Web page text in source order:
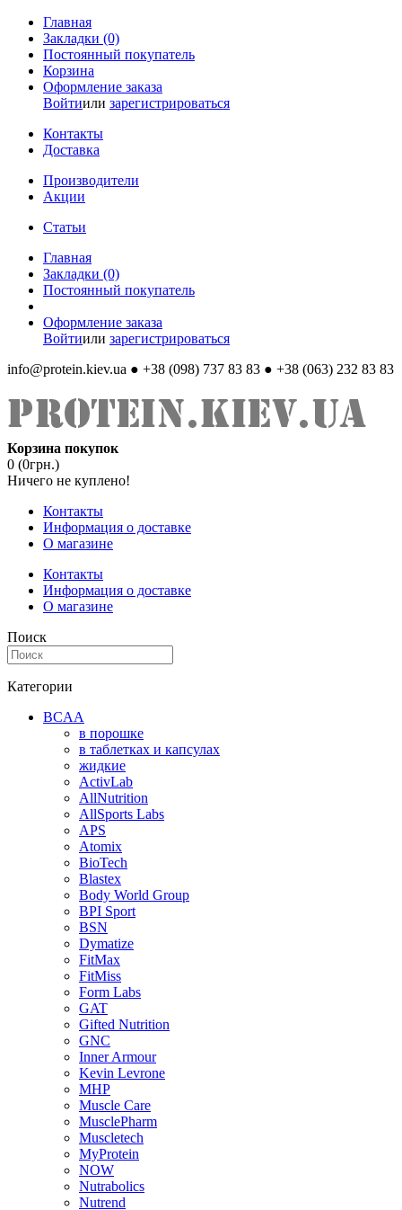
Главная
Закладки (0)
Постоянный покупатель
Корзина
Оформление заказа
Войтиили зарегистрироваться
Контакты
Доставка
Производители
Акции
Статьи
Главная
Закладки (0)
Постоянный покупатель
Оформление заказа
Войтиили зарегистрироваться
info@protein.kiev.ua ● +38 (098) 737 83 83 ● +38 (063) 232 83 83
Корзина покупок
0 (0грн.)
Ничего не куплено!
Контакты
Информация о доставке
О магазине
Контакты
Информация о доставке
О магазине
Поиск
Категории
BCAA
в порошке
в таблетках и капсулах
жидкие
ActivLab
AllNutrition
AllSports Labs
APS
Atomix
BioTech
Blastex
Body World Group
BPI Sport
BSN
Dymatize
FitMax
FitMiss
Form Labs
GAT
Gifted Nutrition
GNC
Inner Armour
Kevin Levrone
MHP
Muscle Care
MusclePharm
Muscletech
MyProtein
NOW
Nutrabolics
Nutrend